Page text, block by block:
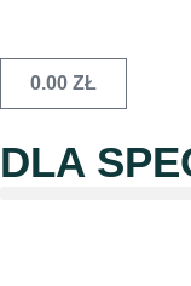
0.00 ZŁ
DLA